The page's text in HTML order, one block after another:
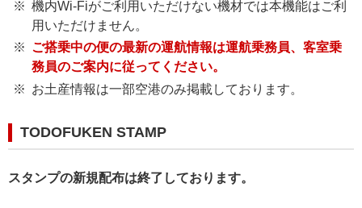
機内Wi-Fiがご利用いただけない機材では本機能はご利
用いただけません。
ご搭乗中の便の最新の運航情報は運航乗務員、客室乗
務員のご案内に従ってください。
お土産情報は一部空港のみ掲載しております。
TODOFUKEN STAMP
スタンプの新規配布は終了しております。